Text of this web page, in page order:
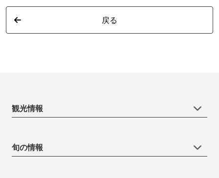
戻る
観光情報
旬の情報